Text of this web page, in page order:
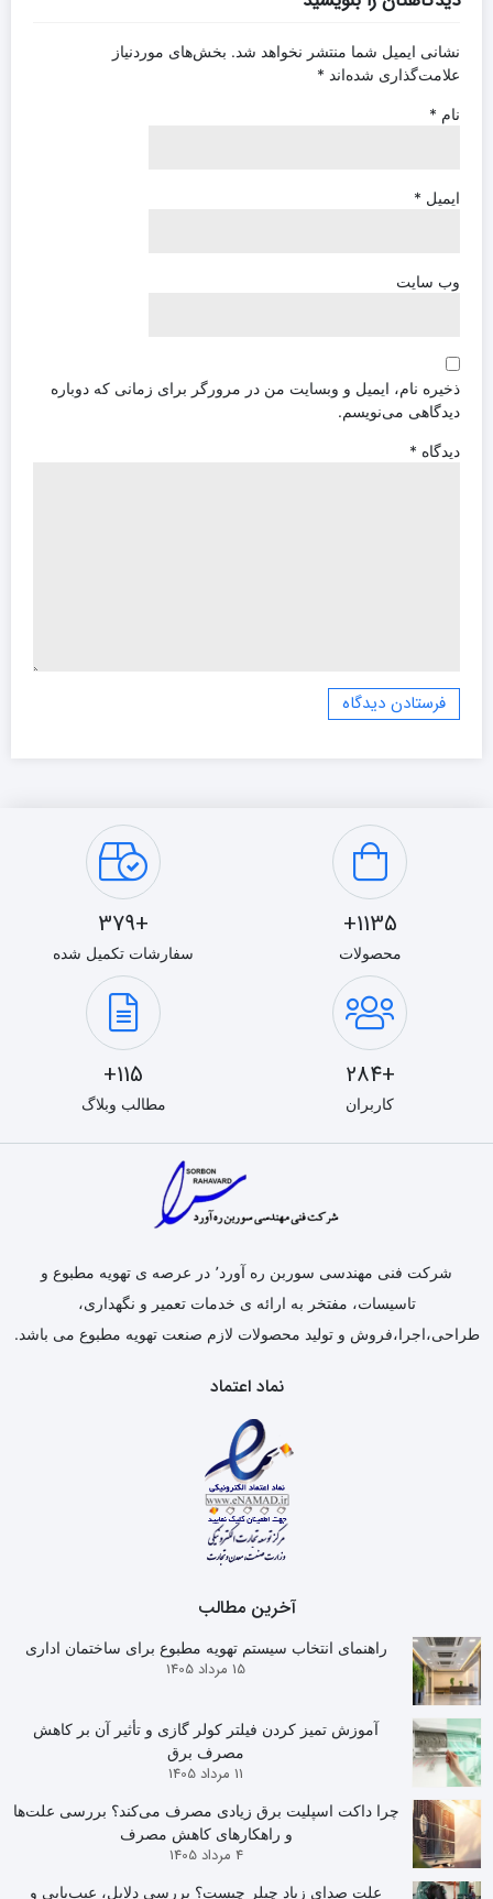
نشانی ایمیل شما منتشر نخواهد شد. بخش‌های موردنیاز
علامت‌گذاری شده‌اند *
نام *
ایمیل *
وب‌ سایت
ذخیره نام، ایمیل و وبسایت من در مرورگر برای زمانی که دوباره
دیدگاهی می‌نویسم.
دیدگاه *
1135+
محصولات
+379
سفارشات تکمیل شده
+284
کاربران
115+
مطالب وبلاگ
شرکت فنی مهندسی سوربن ره آورد٬ در عرصه ی تهویه مطبوع و
تاسیسات، مفتخر به ارائه ی خدمات تعمیر و نگهداری،
طراحی،اجرا،فروش و تولید محصولات لازم صنعت تهویه مطبوع می باشد.
نماد اعتماد
آخرین مطالب
راهنمای انتخاب سیستم تهویه مطبوع برای ساختمان اداری
15 مرداد 1405
آموزش تمیز کردن فیلتر کولر گازی و تأثیر آن بر کاهش
مصرف برق
11 مرداد 1405
چرا داکت اسپلیت برق زیادی مصرف می‌کند؟ بررسی علت‌ها
و راهکارهای کاهش مصرف
4 مرداد 1405
علت صدای زیاد چیلر چیست؟ بررسی دلایل، عیب‌یابی و